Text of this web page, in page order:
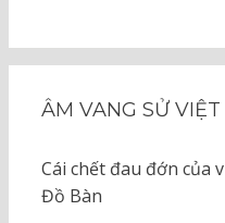
ÂM VANG SỬ VIỆT
Cái chết đau đớn của
Đồ Bàn